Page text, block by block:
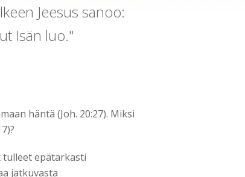
Jeesus sanoo:
Isän luo."
häntä (Joh. 20:27). Miksi
tulleet epätarkasti
jatkuvasta